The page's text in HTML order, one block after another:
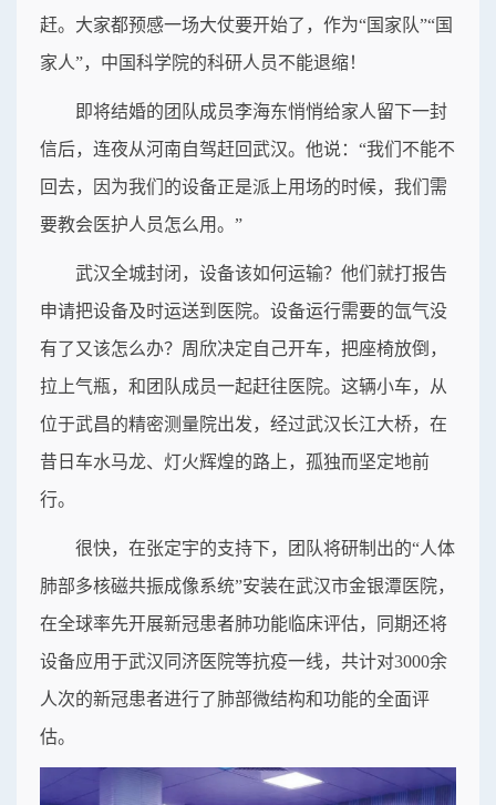
赶。大家都预感一场大仗要开始了，作为“国家队”“国
家人”，中国科学院的科研人员不能退缩！
即将结婚的团队成员李海东悄悄给家人留下一封
信后，连夜从河南自驾赶回武汉。他说：“我们不能不
回去，因为我们的设备正是派上用场的时候，我们需
要教会医护人员怎么用。”
武汉全城封闭，设备该如何运输？他们就打报告
申请把设备及时运送到医院。设备运行需要的氙气没
有了又该怎么办？周欣决定自己开车，把座椅放倒，
拉上气瓶，和团队成员一起赶往医院。这辆小车，从
位于武昌的精密测量院出发，经过武汉长江大桥，在
昔日车水马龙、灯火辉煌的路上，孤独而坚定地前
行。
很快，在张定宇的支持下，团队将研制出的“人体
肺部多核磁共振成像系统”安装在武汉市金银潭医院，
在全球率先开展新冠患者肺功能临床评估，同期还将
设备应用于武汉同济医院等抗疫一线，共计对3000余
人次的新冠患者进行了肺部微结构和功能的全面评
估。